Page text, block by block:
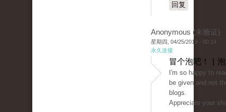
回复
Anonymous (未验证)
星期四, 04/25/2019 - 00:14
永久连接
冒个泡吧！ |
I'm so happy to
be given and not
blogs.
Appreciate your